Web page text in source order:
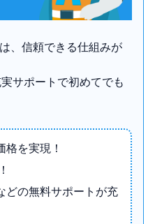
、信頼できる仕組みが
サポートで初めてでも
格を実現！
どの無料サポートが充